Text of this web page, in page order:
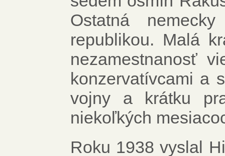
Ostatná
republikou. Malá
nezamestnanosť
konzervatívcami a
vojny a krátku
niekoľkých
Roku 1938 vyslal